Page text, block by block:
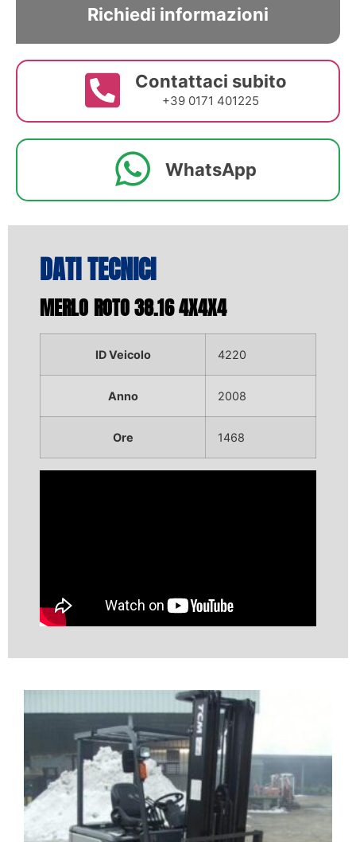
Richiedi informazioni
Contattaci subito
+39 0171 401225
WhatsApp
DATI TECNICI
MERLO ROTO 38.16 4X4X4
ID Veicolo 4220
Anno 2008
Ore 1468